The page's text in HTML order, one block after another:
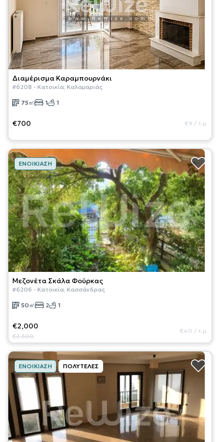
Διαμέρισμα Καραμπουρνάκι
#6208 - Κατοικία, Καλαμαριάς
75 ㎡ 1 1
€700 €9 / τ.μ.
ΕΝΟΙΚΊΑΣΗ
Μεζονέτα Σκάλα Φούρκας
#6206 - Κατοικία, Κασσάνδρας
50 ㎡ 2 1
€2,000
€2,300
€40 / τ.μ.
ΕΝΟΙΚΊΑΣΗ ΠΟΛΥΤΕΛΈΣ